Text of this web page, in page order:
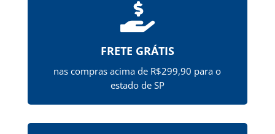

FRETE GRÁTIS
nas compras acima de R$299,90 para o
estado de SP